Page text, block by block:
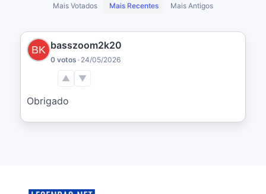
Mais Votados Mais Recentes Mais Antigos
basszoom2k20
0 votos • 24/05/2026
▲ ▼
Obrigado